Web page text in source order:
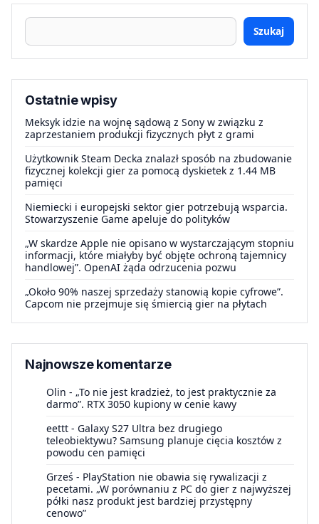
Szukaj
Ostatnie wpisy
Meksyk idzie na wojnę sądową z Sony w związku z
zaprzestaniem produkcji fizycznych płyt z grami
Użytkownik Steam Decka znalazł sposób na zbudowanie
fizycznej kolekcji gier za pomocą dyskietek z 1.44 MB
pamięci
Niemiecki i europejski sektor gier potrzebują wsparcia.
Stowarzyszenie Game apeluje do polityków
„W skardze Apple nie opisano w wystarczającym stopniu
informacji, które miałyby być objęte ochroną tajemnicy
handlowej”. OpenAI żąda odrzucenia pozwu
„Około 90% naszej sprzedaży stanowią kopie cyfrowe”.
Capcom nie przejmuje się śmiercią gier na płytach
Najnowsze komentarze
Olin - „To nie jest kradzież, to jest praktycznie za
darmo”. RTX 3050 kupiony w cenie kawy
eettt - Galaxy S27 Ultra bez drugiego
teleobiektywu? Samsung planuje cięcia kosztów z
powodu cen pamięci
Grześ - PlayStation nie obawia się rywalizacji z
pecetami. „W porównaniu z PC do gier z najwyższej
półki nasz produkt jest bardziej przystępny
cenowo”